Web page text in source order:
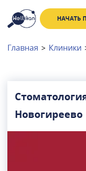
НАЧАТЬ
Доктора
Клиники
Главная > Клиники
Новогиреево